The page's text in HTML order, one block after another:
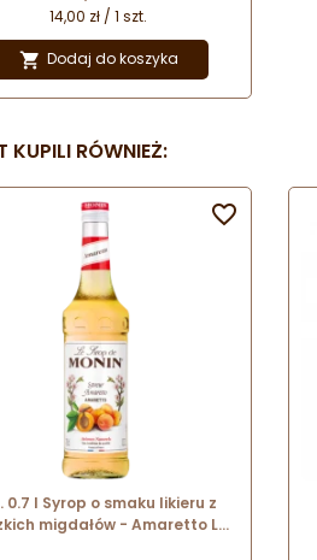
w towarzystwie naturalnych i
dekoracji. Nie masz
na dekoracje tortu? Topper
będzie idealną ozdobą
Twoich słodkich wypieków.
14,00 zł / 1 szt.
 Dodaj do koszyka
KUPILI RÓWNIEŻ:
0.7 l Syrop o smaku likieru z
migdałów - Amaretto Le
